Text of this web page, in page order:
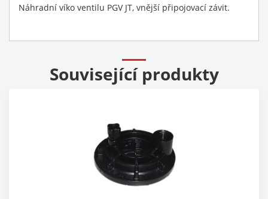
Náhradní víko ventilu PGV JT, vnější připojovací závit.
Související produkty